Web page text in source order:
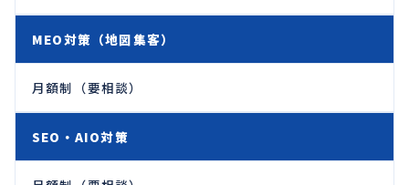
MEO対策（地図集客）
月額制（要相談）
SEO・AIO対策